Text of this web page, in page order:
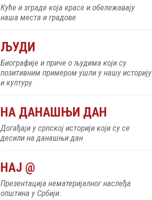
Куће и зграде која красе и обележавају
наша места и градове
ЉУДИ
Биографије и приче о људима који су
позитивним примером ушли у нашу историју
и културу
НА ДАНАШЊИ ДАН
Догађаји у српској историји који су се
десили на данашњи дан
НАЈ @
Презентација нематеријалног наслеђа
општина у Србији.